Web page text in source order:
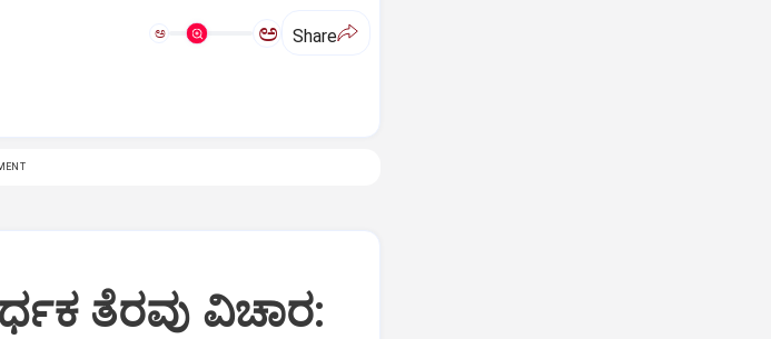
ಅ ಅ Share
ತೆರವು ವಿಚಾರ: